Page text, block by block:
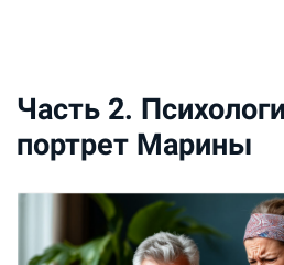
Часть 2.
портрет Марины